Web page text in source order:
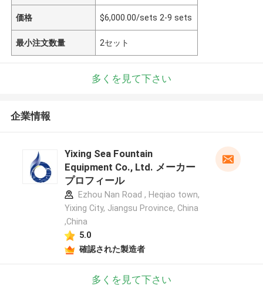
価格 $6,000.00/sets 2-9 sets
最小注文数量 2セット
多くを見て下さい
企業情報
Yixing Sea Fountain
Equipment Co., Ltd. メーカー
プロフィール
Ezhou Nan Road , Heqiao town,
Yixing City, Jiangsu Province, China
,China
5.0
確認された製造者
多くを見て下さい